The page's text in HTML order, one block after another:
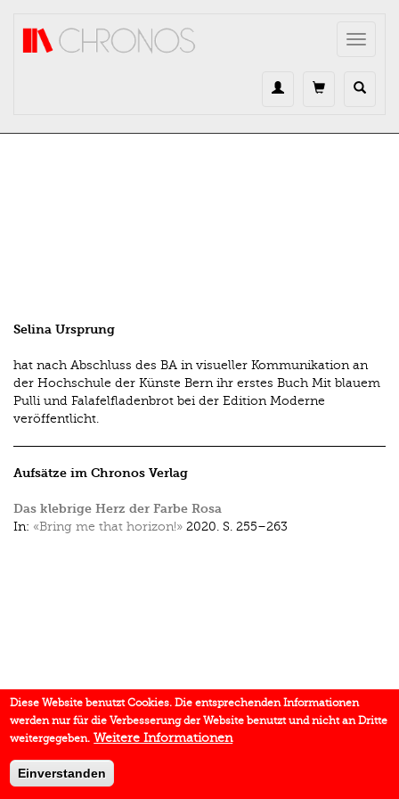
Toggle
Selina Ursprung
hat nach Abschluss des BA in visueller Kommunikation an
der Hochschule der Künste Bern ihr erstes Buch Mit blauem
Pulli und Falafelfladenbrot bei der Edition Moderne
veröffentlicht.
Aufsätze im Chronos Verlag
Das klebrige Herz der Farbe Rosa
In: «Bring me that horizon!» 2020. S. 255–263
Diese Website benutzt Cookies. Die entsprechenden Informationen
werden nur für die Verbesserung der Website benutzt und nicht an Dritte
weitergegeben. Weitere Informationen
Einverstanden